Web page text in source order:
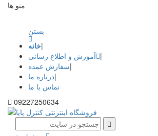
منو ها
بستن
خانه|
آموزش و اطلاع رسانی |
سفارش عمده|
درباره ما|
تماس با ما
09227250634